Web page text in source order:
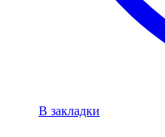
В закладки